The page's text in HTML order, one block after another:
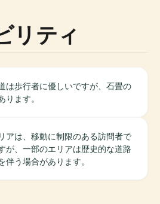
リティ
は歩行者に優しいですが、石畳の
ります。
アは、移動に制限のある訪問者で
が、一部のエリアは歴史的な道路
伴う場合があります。